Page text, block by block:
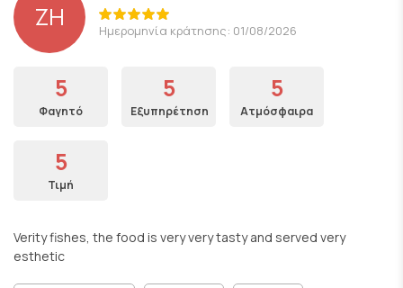
ZH Ημερομηνία κράτησης: 01/08/2026
5
Φαγητό
5
Εξυπηρέτηση
5
Ατμόσφαιρα
5
Τιμή
Verity fishes, the food is very very tasty and served very
esthetic